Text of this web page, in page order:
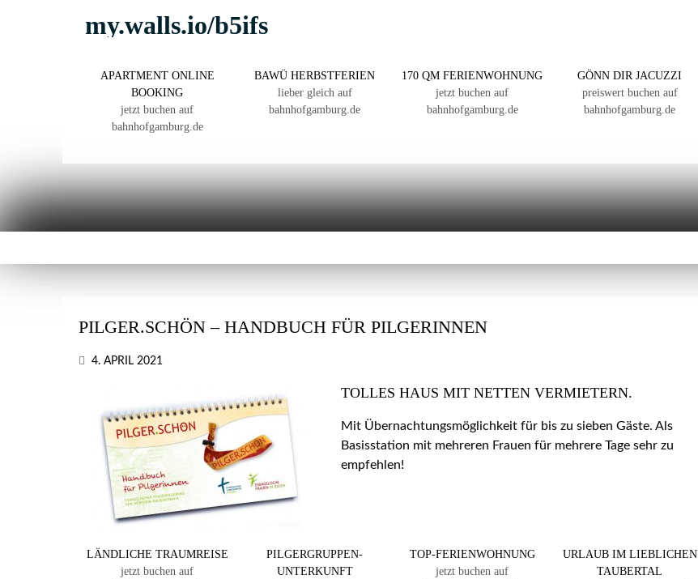
APARTMENT ONLINE
BOOKING
jetzt buchen auf
bahnhofgamburg.de
BAWÜ HERBSTFERIEN
lieber gleich auf
bahnhofgamburg.de
170 QM FERIENWOHNUNG
jetzt buchen auf
bahnhofgamburg.de
GÖNN DIR JACUZZI
preiswert buchen auf
bahnhofgamburg.de
PILGER.SCHÖN – HANDBUCH FÜR PILGERINNEN
4. APRIL 2021
TOLLES HAUS MIT NETTEN VERMIETERN.
Mit Übernachtungsmöglichkeit für bis zu sieben Gäste. Als
Basisstation mit mehreren Frauen für mehrere Tage sehr zu
empfehlen!
LÄNDLICHE TRAUMREISE
jetzt buchen auf
PILGERGRUPPEN-
UNTERKUNFT
TOP-FERIENWOHNUNG
jetzt buchen auf
URLAUB IM LIEBLICHEN
TAUBERTAL